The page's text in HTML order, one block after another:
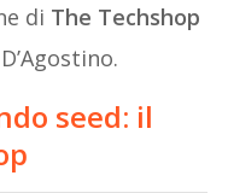
di The Techshop
seed: il